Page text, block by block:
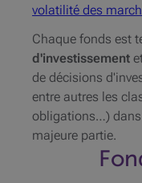
volatilité des
Chaque fonds est
d'investissement
de décisions
entre autres les
obligations…) dans
majeure partie.